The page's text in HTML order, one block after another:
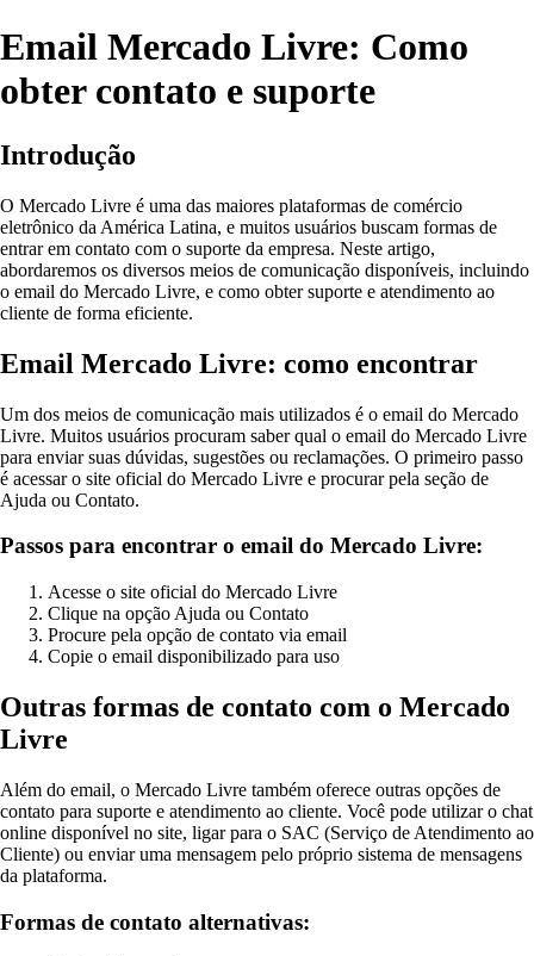
Email Mercado Livre: Como
obter contato e suporte
Introdução
O Mercado Livre é uma das maiores plataformas de comércio
eletrônico da América Latina, e muitos usuários buscam formas de
entrar em contato com o suporte da empresa. Neste artigo,
abordaremos os diversos meios de comunicação disponíveis, incluindo
o email do Mercado Livre, e como obter suporte e atendimento ao
cliente de forma eficiente.
Email Mercado Livre: como encontrar
Um dos meios de comunicação mais utilizados é o email do Mercado
Livre. Muitos usuários procuram saber qual o email do Mercado Livre
para enviar suas dúvidas, sugestões ou reclamações. O primeiro passo
é acessar o site oficial do Mercado Livre e procurar pela seção de
Ajuda ou Contato.
Passos para encontrar o email do Mercado Livre:
Acesse o site oficial do Mercado Livre
Clique na opção Ajuda ou Contato
Procure pela opção de contato via email
Copie o email disponibilizado para uso
Outras formas de contato com o Mercado
Livre
Além do email, o Mercado Livre também oferece outras opções de
contato para suporte e atendimento ao cliente. Você pode utilizar o chat
online disponível no site, ligar para o SAC (Serviço de Atendimento ao
Cliente) ou enviar uma mensagem pelo próprio sistema de mensagens
da plataforma.
Formas de contato alternativas: